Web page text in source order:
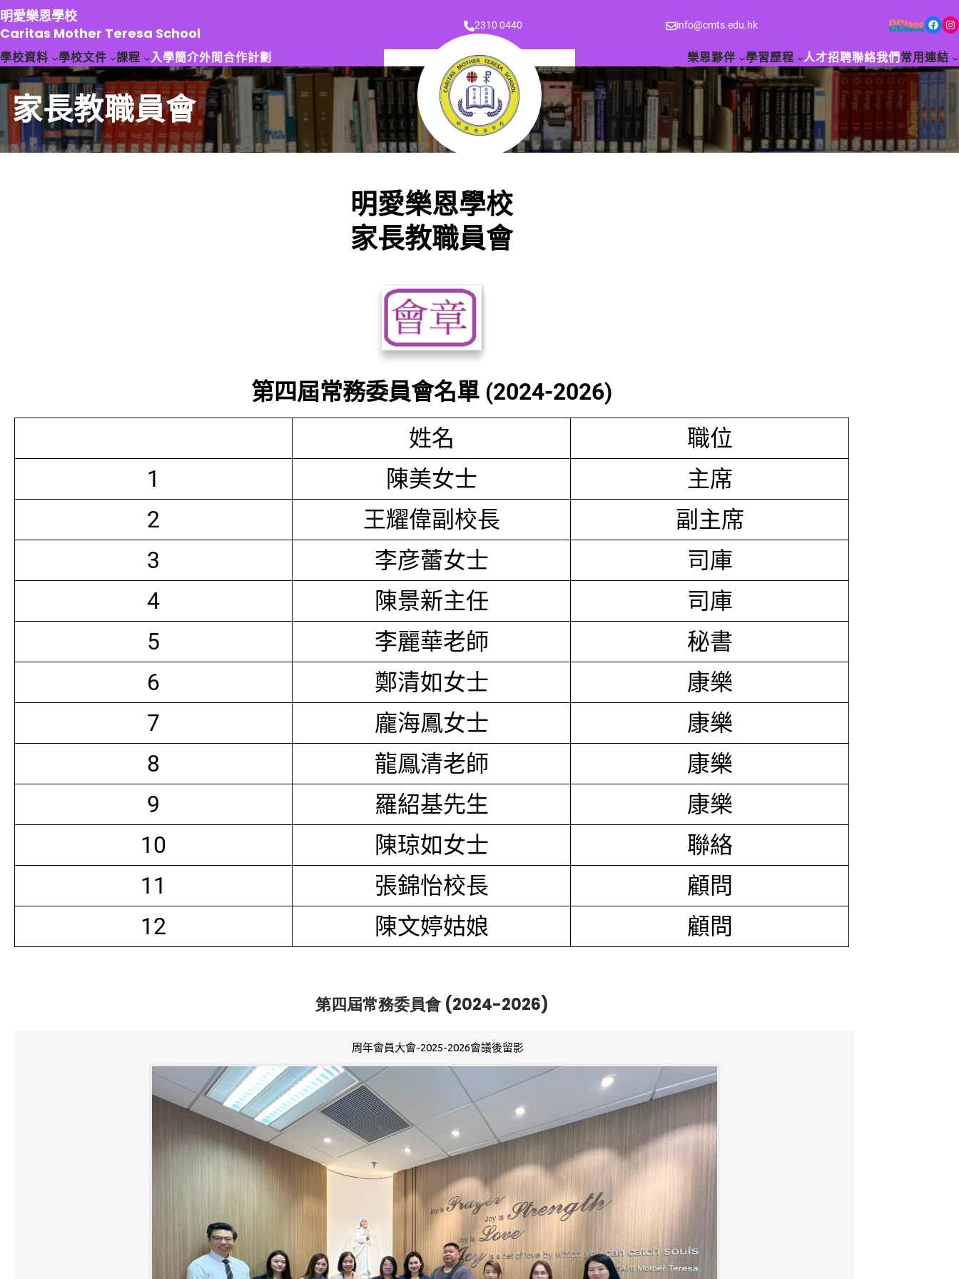
跳
至
主
要
容
明愛樂恩學校
Caritas Mother Teresa School
2310 0440 info@cmts.edu.hk Facebook Instagram
學校資料 學校文件 課程 入學簡介外間合作計劃 樂恩夥伴 學習歷程 人才招聘聯絡我們 常用連結
家長教職員會
明愛樂恩學校
家長教職員會
第四屆常務委員會名單 (2024-2026)
姓名
職位
1
陳美女士
主席
2
王耀偉副校長
副主席
3
李彦蕾女士
司庫
4
陳景新主任
司庫
5
李麗華老師
秘書
6
鄭清如女士
康樂
7
龐海鳳女士
康樂
8
龍鳳清老師
康樂
9
羅紹基先生
康樂
10
陳琼如女士
聯絡
11
張錦怡校長
顧問
12
陳文婷姑娘 顧問
第四屆常務委員會 (2024-2026)
周年會員大會-2025-2026會議後留影